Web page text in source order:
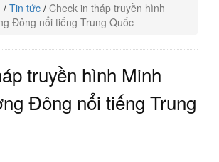
/ Tin tức / Check in tháp truyền hình
Đông nổi tiếng Trung Quốc
truyền hình Minh
Đông nổi tiếng Trung